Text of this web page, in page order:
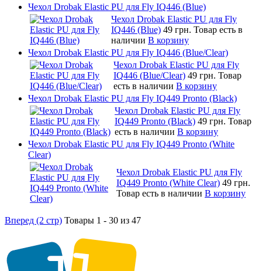
Чехол Drobak Elastic PU для Fly IQ446 (Blue)
Чехол Drobak Elastic PU для Fly
IQ446 (Blue) 49 грн. Товар есть в
наличии В корзину
Чехол Drobak Elastic PU для Fly IQ446 (Blue/Сlear)
Чехол Drobak Elastic PU для Fly
IQ446 (Blue/Сlear) 49 грн. Товар
есть в наличии В корзину
Чехол Drobak Elastic PU для Fly IQ449 Pronto (Black)
Чехол Drobak Elastic PU для Fly
IQ449 Pronto (Black) 49 грн. Товар
есть в наличии В корзину
Чехол Drobak Elastic PU для Fly IQ449 Pronto (White
Clear)
Чехол Drobak Elastic PU для Fly
IQ449 Pronto (White Clear) 49 грн.
Товар есть в наличии В корзину
Вперед (2 стр) Товары 1 - 30 из 47